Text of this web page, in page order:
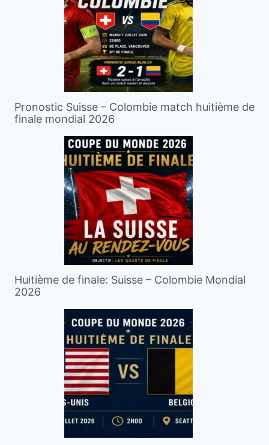
Pronostic Suisse – Colombie match huitième de
finale mondial 2026
Huitième de finale: Suisse – Colombie Mondial
2026